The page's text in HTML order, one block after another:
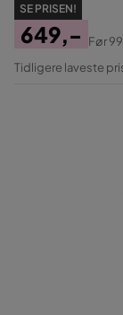
SE PRISEN!
Pris
649,-
Original
Før
Tidligere laveste